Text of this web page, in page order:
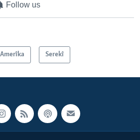
Follow us
Amerîka Serekî